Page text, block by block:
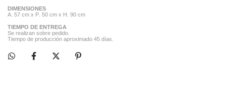
DIMENSIONES
A. 57 cm x P. 50 cm x H. 90 cm
TIEMPO DE ENTREGA
Se realizan sobre pedido.
Tiempo de producción aproximado 45 días.